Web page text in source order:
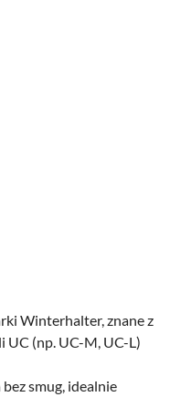
Winterhalter, znane z
UC (np. UC-M, UC-L)
smug, idealnie